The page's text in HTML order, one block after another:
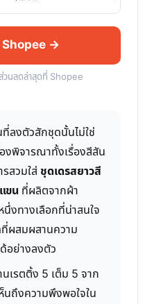
Shopee →
ส่วนลดล่าสุดที่ Shopee
ลงตัวสักชุดนั้นไม่ใช่
งพิจารณาทั้งเรื่องสีสัน
สวมใส่ชุดเดรสยาวสี
ขน ที่ผลิตจากผ้า
งทางเลือกที่น่าสนใจ
ผสมผสานความ
อย่างลงตัว
เรตติ้ง 5 เต็ม 5 จาก
นถึงความพึงพอใจใน